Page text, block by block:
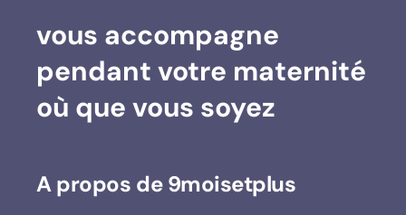
Charger plus… Suivez sur Instagram
vous accompagne
pendant votre maternité
où que vous soyez
A propos de 9moisetplus